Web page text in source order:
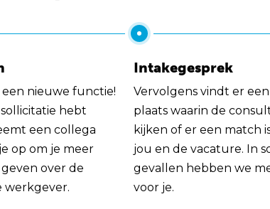
nieuwe functie!
hebt
een collega
op om je meer
over de
werkgever.
Intakegesprek
Vervolgens vindt er
plaats waarin de
kijken of er een match
jou en de vacature. In
gevallen hebben we
voor je.